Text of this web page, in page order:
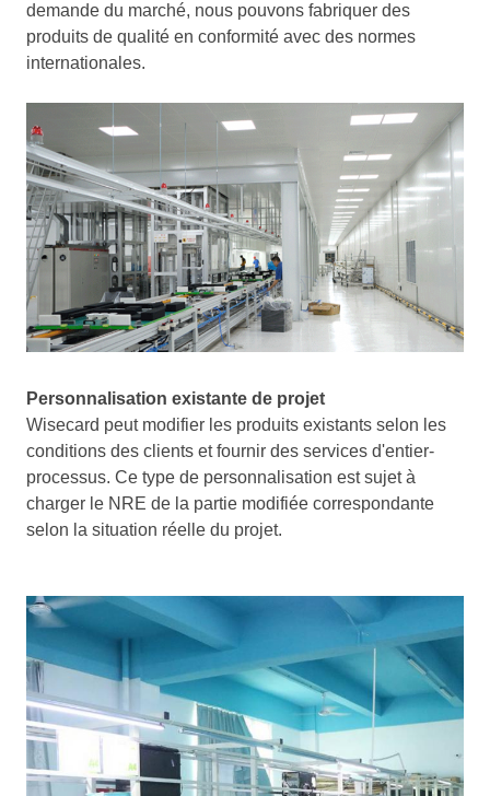
demande du marché, nous pouvons fabriquer des
produits de qualité en conformité avec des normes
internationales.
Personnalisation existante de projet
Wisecard peut modifier les produits existants selon les
conditions des clients et fournir des services d'entier-
processus. Ce type de personnalisation est sujet à
charger le NRE de la partie modifiée correspondante
selon la situation réelle du projet.